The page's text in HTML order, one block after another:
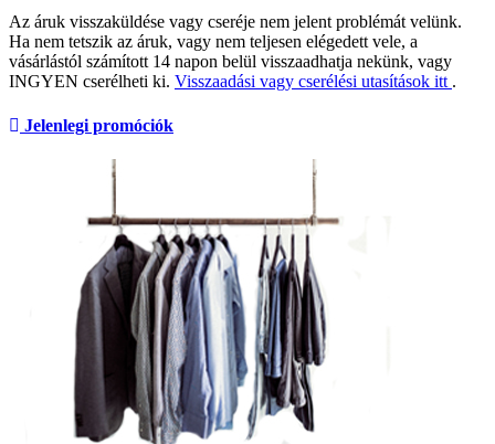
Az áruk visszaküldése vagy cseréje nem jelent problémát velünk.
Ha nem tetszik az áruk, vagy nem teljesen elégedett vele, a
vásárlástól számított 14 napon belül visszaadhatja nekünk, vagy
INGYEN cserélheti ki. Visszaadási vagy cserélési utasítások itt .
Jelenlegi promóciók